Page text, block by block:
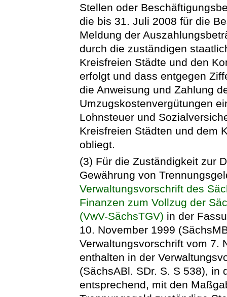
Stellen oder
die bis 31. Juli 2008 für die
Meldung der
durch die zuständigen
Kreisfreien Städte und den
erfolgt und dass entgegen
die Anweisung und Zahlung
Umzugskostenvergütungen
Lohnsteuer und
Kreisfreien Städten und dem
obliegt.
(3) Für die Zuständigkeit zur
Gewährung von
Verwaltungsvorschrift des
Finanzen zum Vollzug der
(VwV-SächsTGV) in der
10. November 1999
Verwaltungsvorschrift vom 7.
enthalten in der
(SächsABl. SDr. S. S 538), in
entsprechend, mit den